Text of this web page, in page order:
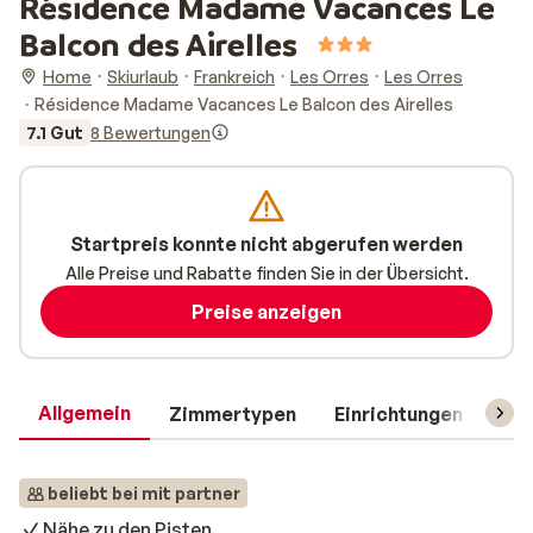
Balcon des Airelles
Home Skiurlaub Frankreich Les Orres
Les Orres
Résidence Madame Vacances Le Balcon des Airelles
7.1 Gut 8 Bewertungen
Allgemein Zimmertypen Einrichtungen
beliebt bei mit partner
Startpreis konnte nicht abgerufen werden
Alle Preise und Rabatte finden Sie in der Übersicht.
Preise anzeigen